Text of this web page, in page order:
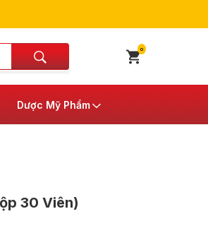
0
Dược Mỹ Phẩm
30 Viên)